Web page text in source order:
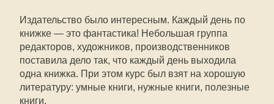
Издательство было интересным. Каждый день по
книжке — это фантастика! Небольшая группа
редакторов, художников, производственников
поставила дело так, что каждый день выходила
одна книжка. При этом курс был взят на хорошую
литературу: умные книги, нужные книги, полезные
книги.